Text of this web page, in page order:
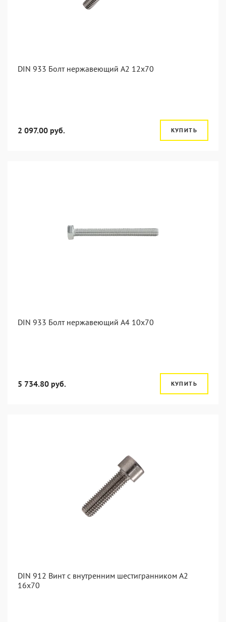
DIN 933 Болт нержавеющий А2 12х70
2 097.00 руб. КУПИТЬ
DIN 933 Болт нержавеющий А4 10х70
5 734.80 руб. КУПИТЬ
DIN 912 Винт с внутренним шестигранником А2
16х70